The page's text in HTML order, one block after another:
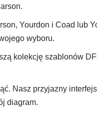
Yourdon i Coad lub
wyboru.
kolekcję szablonów
Nasz przyjazny
diagram.